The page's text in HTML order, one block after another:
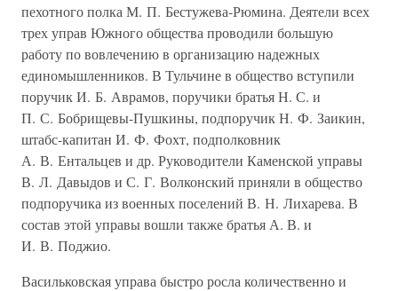
пехотного полка М. П. Бестужева-Рюмина. Деятели всех
трех управ Южного общества проводили большую
работу по вовлечению в организацию надежных
единомышленников. В Тульчине в общество вступили
поручик И. Б. Аврамов, поручики братья Н. С. и
П. С. Бобрищевы-Пушкины, подпоручик Н. Ф. Заикин,
штабс-капитан И. Ф. Фохт, подполковник
А. В. Ентальцев и др. Руководители Каменской управы
В. Л. Давыдов и С. Г. Волконский приняли в общество
подпоручика из военных поселений В. Н. Лихарева. В
состав этой управы вошли также братья А. В. и
И. В. Поджио.
Васильковская управа быстро росла количественно и